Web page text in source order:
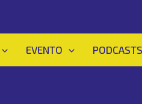
EVENTO PODCASTS